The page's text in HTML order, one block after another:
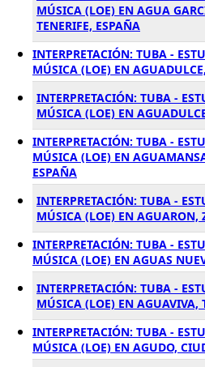
MÚSICA (LOE) EN AGUA
TENERIFE, ESPAÑA
INTERPRETACIÓN: TUBA -
MÚSICA (LOE) EN
INTERPRETACIÓN: TUBA -
MÚSICA (LOE) EN
INTERPRETACIÓN: TUBA -
MÚSICA (LOE) EN
ESPAÑA
INTERPRETACIÓN: TUBA -
MÚSICA (LOE) EN AGUARON,
INTERPRETACIÓN: TUBA -
MÚSICA (LOE) EN AGUAS
INTERPRETACIÓN: TUBA -
MÚSICA (LOE) EN AGUAVIVA,
INTERPRETACIÓN: TUBA -
MÚSICA (LOE) EN AGUDO,